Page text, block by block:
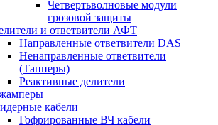
Четвертьволновые модули
грозовой защиты
и ответвители АФТ
Направленные ответвители DAS
Ненаправленные ответвители
(Тапперы)
Реактивные делители
кабели
Гофрированные ВЧ кабели